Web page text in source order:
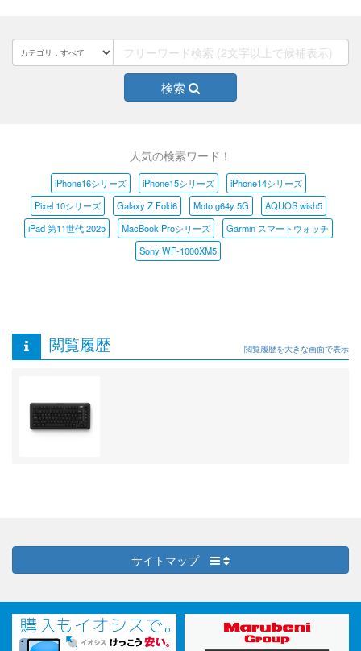
検索
人気の検索ワード！
iPhone16シリーズ iPhone15シリーズ
iPhone14シリーズ
Pixel 10シリーズ
Galaxy Z Fold6 Moto g64y 5G
AQUOS wish5
iPad 第11世代 2025
MacBook Proシリーズ
Garmin スマートウォッチ
Sony WF-1000XM5
閲覧履歴 閲覧履歴を大きな画面で表示
サイトマップ